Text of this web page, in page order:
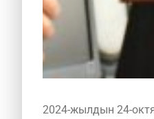
2024-жылдын 24-